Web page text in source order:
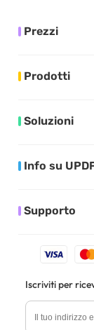
Prezzi
Prodotti
Soluzioni
Info su
Supporto
Iscriviti per